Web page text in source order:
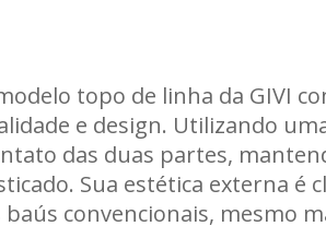
modelo topo de linha da GIVI
e design. Utilizando
das duas partes,
Sua estética externa
baús convencionais, mesmo